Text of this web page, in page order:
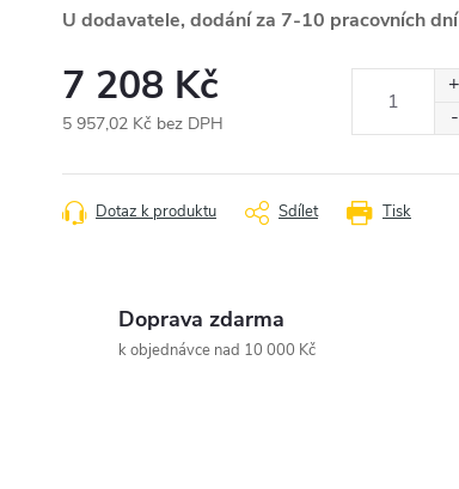
U dodavatele, dodání za 7-10 pracovních dní
7 208 Kč
5 957,02 Kč bez DPH
cena:
Tisk
Dotaz k produktu Sdílet
Doprava zdarma
k objednávce nad 10 000 Kč